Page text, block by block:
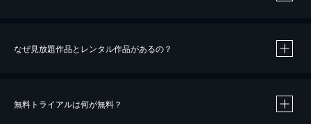
なぜ見放題作品とレンタル作品があるの？
無料トライアルは何が無料？